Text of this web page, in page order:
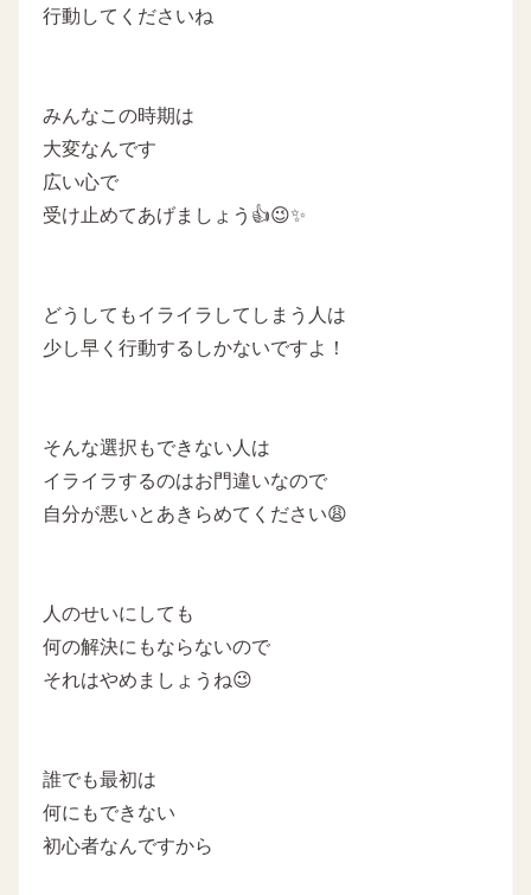
行動してくださいね
みんなこの時期は
大変なんです
広い心で
受け止めてあげましょう👍😉✨
どうしてもイライラしてしまう人は
少し早く行動するしかないですよ！
そんな選択もできない人は
イライラするのはお門違いなので
自分が悪いとあきらめてください😩
人のせいにしても
何の解決にもならないので
それはやめましょうね😉
誰でも最初は
何にもできない
初心者なんですから